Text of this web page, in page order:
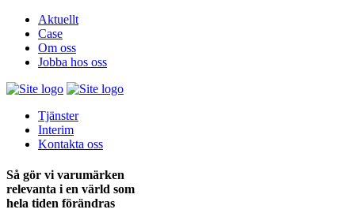
Aktuellt
Case
Om oss
Jobba hos oss
Tjänster
Interim
Kontakta oss
Så gör vi varumärken
relevanta i en värld som
hela tiden förändras